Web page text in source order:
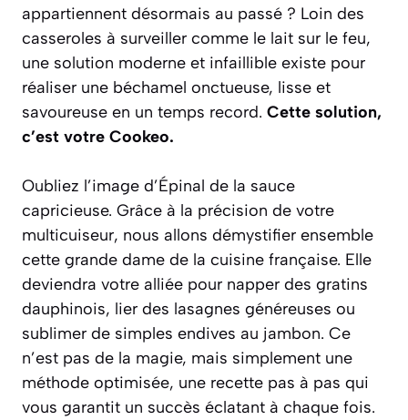
appartiennent désormais au passé ? Loin des
casseroles à surveiller comme le lait sur le feu,
une solution moderne et infaillible existe pour
réaliser une béchamel onctueuse, lisse et
savoureuse en un temps record. Cette solution,
c’est votre Cookeo.
Oubliez l’image d’Épinal de la sauce
capricieuse. Grâce à la précision de votre
multicuiseur, nous allons démystifier ensemble
cette grande dame de la cuisine française. Elle
deviendra votre alliée pour napper des gratins
dauphinois, lier des lasagnes généreuses ou
sublimer de simples endives au jambon. Ce
n’est pas de la magie, mais simplement une
méthode optimisée, une recette pas à pas qui
vous garantit un succès éclatant à chaque fois.